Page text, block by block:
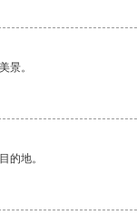
景。
的地。